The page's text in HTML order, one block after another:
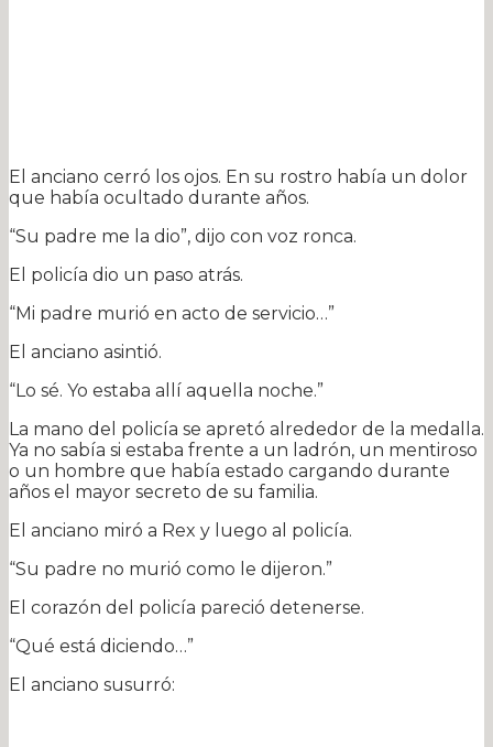
El anciano cerró los ojos. En su rostro había un dolor
que había ocultado durante años.
“Su padre me la dio”, dijo con voz ronca.
El policía dio un paso atrás.
“Mi padre murió en acto de servicio…”
El anciano asintió.
“Lo sé. Yo estaba allí aquella noche.”
La mano del policía se apretó alrededor de la medalla.
Ya no sabía si estaba frente a un ladrón, un mentiroso
o un hombre que había estado cargando durante
años el mayor secreto de su familia.
El anciano miró a Rex y luego al policía.
“Su padre no murió como le dijeron.”
El corazón del policía pareció detenerse.
“Qué está diciendo…”
El anciano susurró: